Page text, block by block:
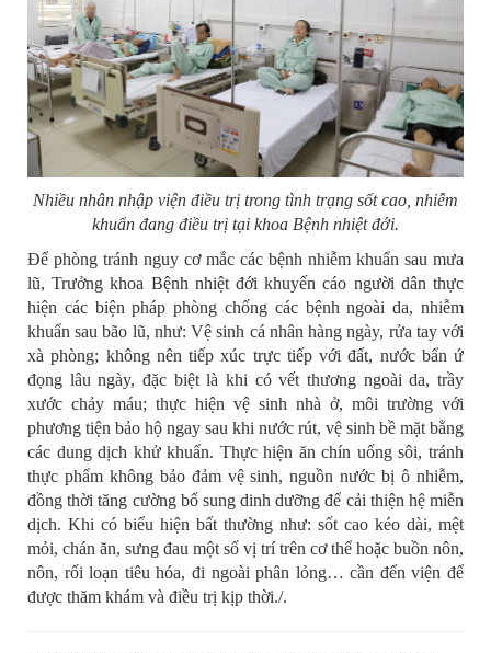
Nhiều nhân nhập viện điều trị trong tình trạng sốt cao, nhiễm
khuẩn đang điều trị tại khoa Bệnh nhiệt đới.
Để phòng tránh nguy cơ mắc các bệnh nhiễm khuẩn sau mưa
lũ, Trưởng khoa Bệnh nhiệt đới khuyến cáo người dân thực
hiện các biện pháp phòng chống các bệnh ngoài da, nhiễm
khuẩn sau bão lũ, như: Vệ sinh cá nhân hàng ngày, rửa tay với
xà phòng; không nên tiếp xúc trực tiếp với đất, nước bẩn ứ
đọng lâu ngày, đặc biệt là khi có vết thương ngoài da, trầy
xước chảy máu; thực hiện vệ sinh nhà ở, môi trường với
phương tiện bảo hộ ngay sau khi nước rút, vệ sinh bề mặt bằng
các dung dịch khử khuẩn. Thực hiện ăn chín uống sôi, tránh
thực phẩm không bảo đảm vệ sinh, nguồn nước bị ô nhiễm,
đồng thời tăng cường bổ sung dinh dưỡng để cải thiện hệ miễn
dịch. Khi có biểu hiện bất thường như: sốt cao kéo dài, mệt
mỏi, chán ăn, sưng đau một số vị trí trên cơ thể hoặc buồn nôn,
nôn, rối loạn tiêu hóa, đi ngoài phân lỏng… cần đến viện để
được thăm khám và điều trị kịp thời./.